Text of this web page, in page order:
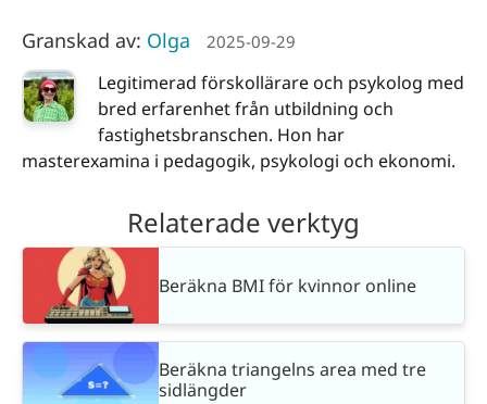
Granskad av: Olga 2025-09-29
Legitimerad förskollärare och psykolog med
bred erfarenhet från utbildning och
fastighetsbranschen. Hon har
masterexamina i pedagogik, psykologi och ekonomi.
Relaterade verktyg
Beräkna BMI för kvinnor online
Beräkna triangelns area med tre
sidlängder